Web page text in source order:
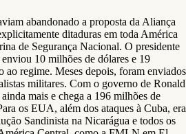
abandonado a proposta da Aliança
ditaduras em toda América
de Segurança Nacional. O presidente
10 milhões de dólares e 19
ao regime. Meses depois, foram enviados
militares. Com o governo de Ronald
mais e chega a 196 milhões de
os EUA, além dos ataques à Cuba, era
Sandinista na Nicarágua e todos os